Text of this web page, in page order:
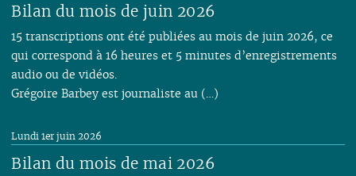
Bilan du mois de juin 2026
15 transcriptions ont été publiées au mois de juin 2026, ce
qui correspond à 16 heures et 5 minutes d’enregistrements
audio ou de vidéos.
Grégoire Barbey est journaliste au (…)
Bilan du mois de mai 2026
Lundi 1er juin 2026